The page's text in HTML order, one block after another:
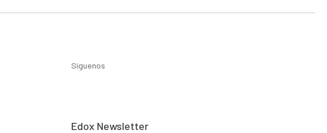
Síguenos
Edox Newsletter